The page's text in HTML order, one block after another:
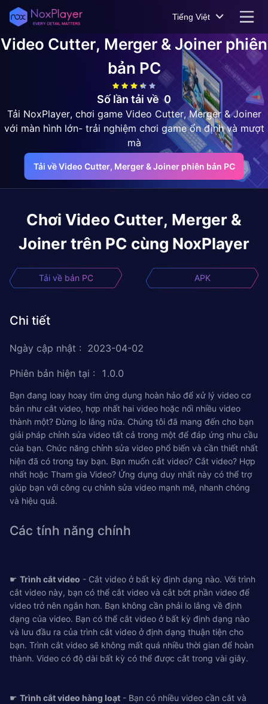
Tiếng Việt
Video Cutter, Merger & Joiner phiên
bản PC
Số lần tải về 0
Tải NoxPlayer, chơi game Video Cutter, Merger & Joiner
với màn hình lớn- trải nghiệm chơi game ổn định và mượt
mà
Tải về Video Cutter, Merger & Joiner phiên bản PC
Chơi Video Cutter, Merger &
Joinertrên PC cùng NoxPlayer
Tải về bản PC APK
Chi tiết
Ngày cập nhật : 2023-04-02
Phiên bản hiện tại : 1.0.0
Bạn đang loay hoay tìm ứng dụng hoàn hảo để xử lý video cơ
bản như cắt video, hợp nhất hai video hoặc nối nhiều video
thành một? Đừng lo lắng nữa. Chúng tôi đã mang đến cho bạn
giải pháp chỉnh sửa video tất cả trong một để đáp ứng nhu cầu
của bạn. Chức năng chỉnh sửa video phổ biến và cần thiết nhất
hiện đã có trong tay bạn. Bạn muốn cắt video? Cắt video? Hợp
nhất hoặc Tham gia Video? Ứng dụng duy nhất này có thể trợ
giúp bạn với công cụ chỉnh sửa video mạnh mẽ, nhanh chóng
và hiệu quả.
Các tính năng chính
☛ Trình cắt video - Cắt video ở bất kỳ định dạng nào. Với trình
cắt video này, bạn có thể cắt video và cắt bớt phần video để
video trở nên ngắn hơn. Bạn không cần phải lo lắng về định
dạng của video. Bạn có thể cắt video ở bất kỳ định dạng nào
và lưu đầu ra của trình cắt video ở định dạng thuận tiện cho
bạn. Trình cắt video sẽ không mất quá nhiều thời gian để hoàn
thành. Video có độ dài bất kỳ có thể được cắt trong vài giây.
☛ Trình cắt video hàng loạt - Bạn có nhiều video cần cắt và